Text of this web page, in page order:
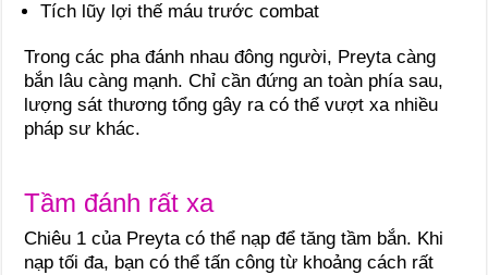
Tích lũy lợi thế máu trước combat
Trong các pha đánh nhau đông người, Preyta càng
bắn lâu càng mạnh. Chỉ cần đứng an toàn phía sau,
lượng sát thương tổng gây ra có thể vượt xa nhiều
pháp sư khác.
Tầm đánh rất xa
Chiêu 1 của Preyta có thể nạp để tăng tầm bắn. Khi
nạp tối đa, bạn có thể tấn công từ khoảng cách rất